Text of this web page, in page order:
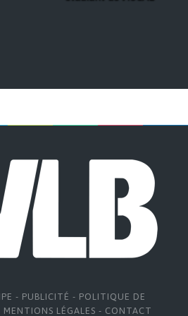
- PUBLICITÉ - POLITIQUE DE
MENTIONS LÉGALES - CONTACT